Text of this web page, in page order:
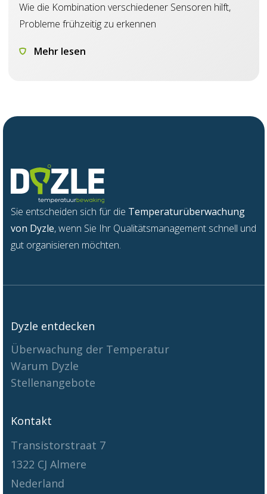
Wie die Kombination verschiedener Sensoren hilft,
Probleme frühzeitig zu erkennen
Mehr lesen
Sie entscheiden sich für die Temperaturüberwachung
von Dyzle,wenn Sie Ihr Qualitätsmanagement schnell und
gut organisieren möchten.
Dyzle entdecken
Überwachung der Temperatur
Warum Dyzle
Stellenangebote
Kontakt
Transistorstraat 7
1322 CJ Almere
Nederland